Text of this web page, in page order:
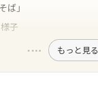
ば」
子
もっと見る